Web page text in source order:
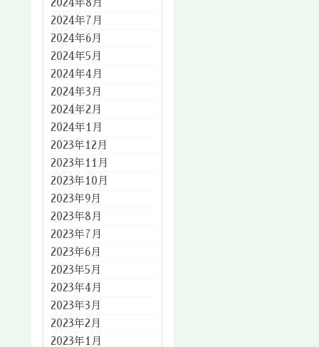
2024年8月
2024年7月
2024年6月
2024年5月
2024年4月
2024年3月
2024年2月
2024年1月
2023年12月
2023年11月
2023年10月
2023年9月
2023年8月
2023年7月
2023年6月
2023年5月
2023年4月
2023年3月
2023年2月
2023年1月